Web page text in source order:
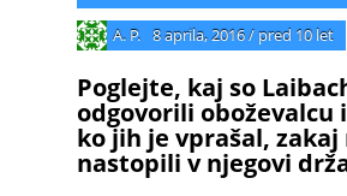
A. P. 8 aprila, 2016/ pred 10 let
Poglejte, kaj so
odgovorili oboževalcu
ko jih je vprašal, zakaj
nastopili v njegovi